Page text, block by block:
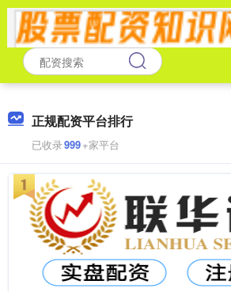
正规配资平台排行
已收录999+家平台